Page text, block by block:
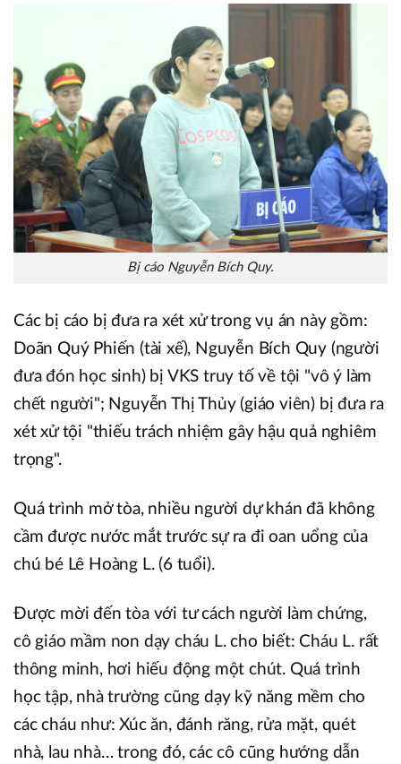
Bị cáo Nguyễn Bích Quy.
Các bị cáo bị đưa ra xét xử trong vụ án này gồm:
Doãn Quý Phiến (tài xế), Nguyễn Bích Quy (người
đưa đón học sinh) bị VKS truy tố về tội "vô ý làm
chết người"; Nguyễn Thị Thủy (giáo viên) bị đưa ra
xét xử tội "thiếu trách nhiệm gây hậu quả nghiêm
trọng".
Quá trình mở tòa, nhiều người dự khán đã không
cầm được nước mắt trước sự ra đi oan uổng của
chú bé Lê Hoàng L. (6 tuổi).
Được mời đến tòa với tư cách người làm chứng,
cô giáo mầm non dạy cháu L. cho biết: Cháu L. rất
thông minh, hơi hiếu động một chút. Quá trình
học tập, nhà trường cũng dạy kỹ năng mềm cho
các cháu như: Xúc ăn, đánh răng, rửa mặt, quét
nhà, lau nhà… trong đó, các cô cũng hướng dẫn